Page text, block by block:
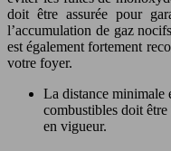
doit être assurée pour
l’accumulation de gaz
est également fortement
votre foyer.
La distance minimale
combustibles doit
en vigueur.